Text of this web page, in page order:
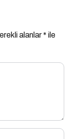
alanlar* ile